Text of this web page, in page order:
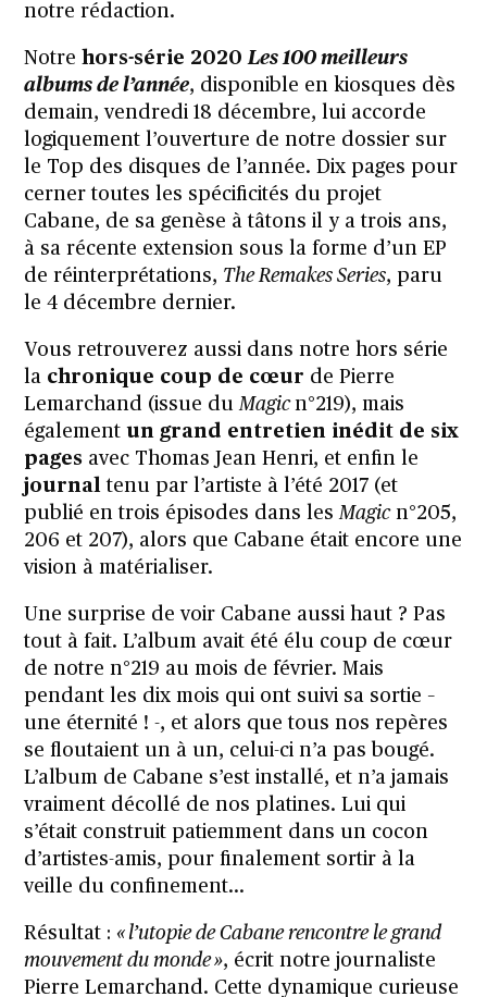
notre rédaction.
Notrehors-série 2020Les 100 meilleurs
albums de l’année, disponible en kiosques dès
demain, vendredi 18 décembre, lui accorde
logiquement l’ouverture de notre dossier sur
le Top des disques de l’année. Dix pages pour
cerner toutes les spécificités du projet
Cabane, de sa genèse à tâtons il y a trois ans,
à sa récente extension sous la forme d’un EP
de réinterprétations, The Remakes Series, paru
le 4 décembre dernier.
Vous retrouverez aussi dans notre hors série
la chronique coup de cœur de Pierre
Lemarchand (issue duMagicn°219), mais
égalementun grand entretien inédit de six
pages avec Thomas Jean Henri, et enfin le
journal tenu par l’artiste à l’été 2017 (et
publié en trois épisodes dans lesMagicn°205,
206 et 207), alors que Cabane était encore une
vision à matérialiser.
Une surprise de voir Cabane aussi haut ? Pas
tout à fait. L’album avait été élu coup de cœur
de notre n°219 au mois de février. Mais
pendant les dix mois qui ont suivi sa sortie –
une éternité ! -, et alors que tous nos repères
se floutaient un à un, celui-ci n’a pas bougé.
L’album de Cabane s’est installé, et n’a jamais
vraiment décollé de nos platines. Lui qui
s’était construit patiemment dans un cocon
d’artistes-amis, pour finalement sortir à la
veille du confinement…
Résultat : « l’utopie de Cabane rencontre le grand
mouvement du monde », écrit notre journaliste
Pierre Lemarchand. Cette dynamique curieuse